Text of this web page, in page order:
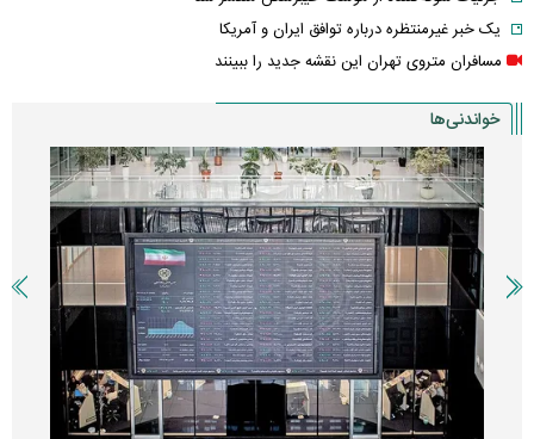
یک خبر غیرمنتظره درباره توافق ایران و آمریکا
مسافران متروی تهران این نقشه جدید را ببینند
خواندنی‌ها